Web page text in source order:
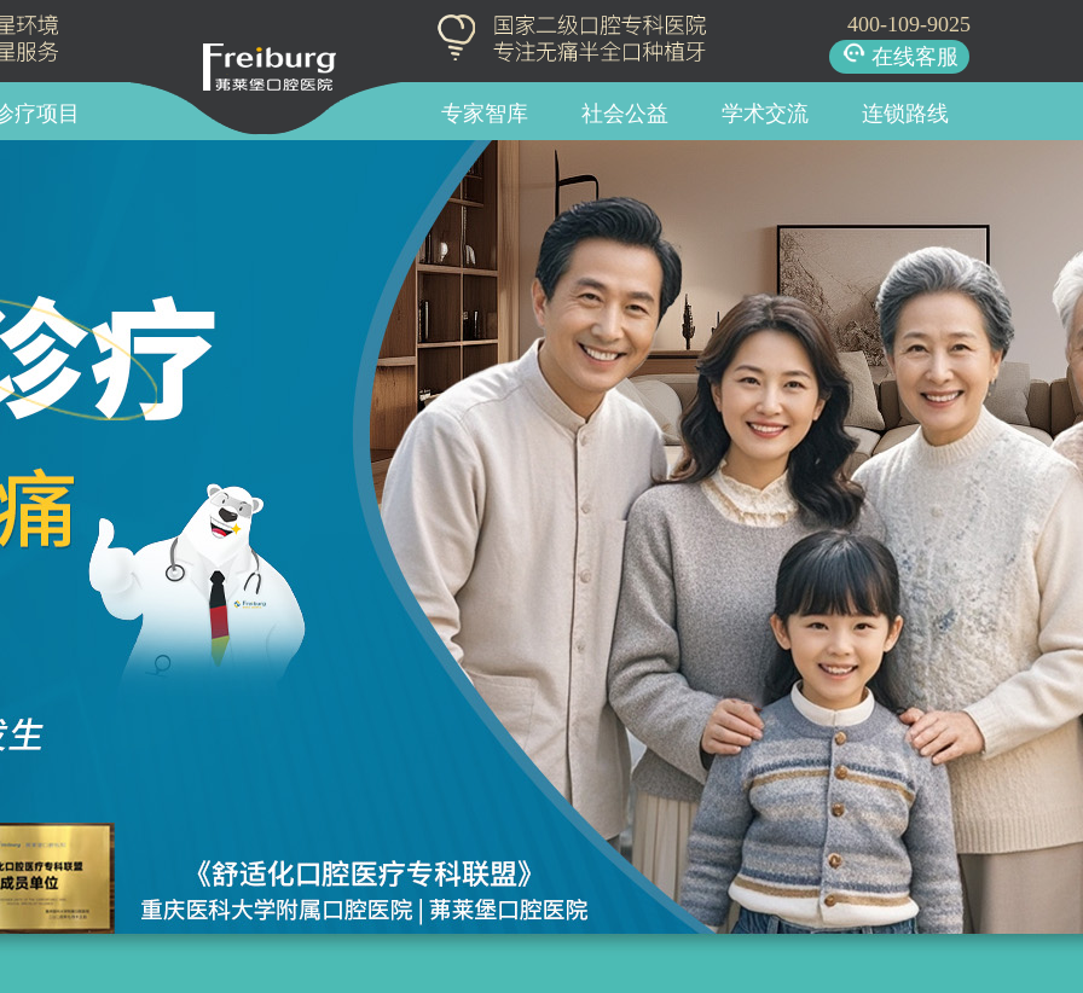
400-109-9025
在线客服
疗项目 专家智库 社会公益 学术交流 连锁路线